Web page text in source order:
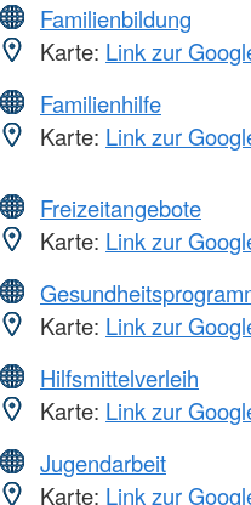
Familienbildung
Karte: Link zur
Familienhilfe
Karte: Link zur
Freizeitangebote
Karte: Link zur
Karte: Link zur
Hilfsmittelverleih
Karte: Link zur
Jugendarbeit
Karte: Link zur